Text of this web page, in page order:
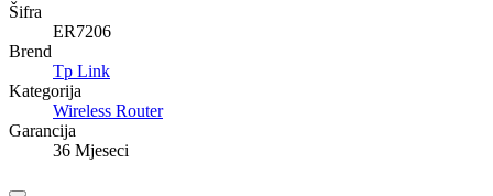
Šifra
ER7206
Brend
Tp Link
Kategorija
Wireless Router
Garancija
36 Mjeseci